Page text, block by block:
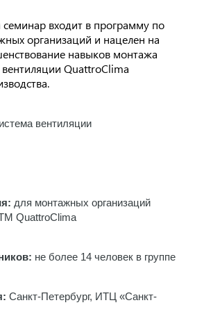
входит в программу по
организаций и нацелен на
навыков монтажа
QuattroClima
вентиляции
для монтажных организаций
QuattroClima
не более 14 человек в группе
Санкт-Петербург, ИТЦ «Санкт-